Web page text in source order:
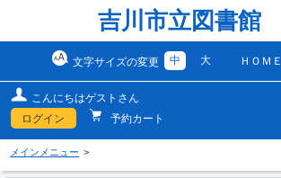
吉川市立図書館
文字サイズの変更 中 大 ＨＯＭＥ
こんにちはゲストさん
ログイン
予約カート
メインメニュー